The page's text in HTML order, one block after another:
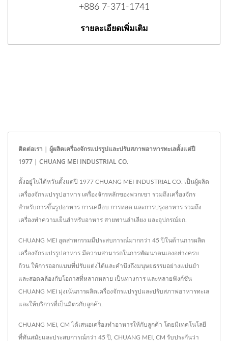
+886 7-371-1741
รายละเอียดเพิ่มเติม
ติดต่อเรา | ผู้ผลิตเครื่องจักรแปรรูปและปรับสภาพอาหารทะเลตั้งแต่ปี
1977 | CHUANG MEI INDUSTRIAL CO.
ตั้งอยู่ในไต้หวันตั้งแต่ปี 1977 CHUANG MEI INDUSTRIAL CO. เป็นผู้ผลิต
เครื่องจักรแปรรูปอาหาร เครื่องจักรหลักของพวกเขา รวมถึงเครื่องจักร
สำหรับการขึ้นรูปอาหาร การเคลือบ การทอด และการปรุงอาหาร รวมถึง
เครื่องทำความเย็นสำหรับอาหาร สายพานลำเลียง และอุปกรณ์ยก.
CHUANG MEI อุตสาหกรรมมีประสบการณ์มากกว่า 45 ปีในด้านการผลิต
เครื่องจักรแปรรูปอาหาร มีความสามารถในการพัฒนาตนเองอย่างครบ
ถ้วน ให้การออกแบบที่ปรับแต่งได้และคำนึงถึงมนุษยธรรมอย่างแม่นยำ
และสอดคล้องกับโอกาสที่หลากหลาย เป็นทางการ และหลายฟังก์ชัน
CHUANG MEI มุ่งเน้นการผลิตเครื่องจักรแปรรูปและปรับสภาพอาหารทะเล
และให้บริการที่เป็นมิตรกับลูกค้า.
CHUANG MEI, CM ได้เสนอเครื่องทำอาหารให้กับลูกค้า โดยมีเทคโนโลยี
ที่ทันสมัยและประสบการณ์กว่า 45 ปี, CHUANG MEI, CM รับประกันว่า